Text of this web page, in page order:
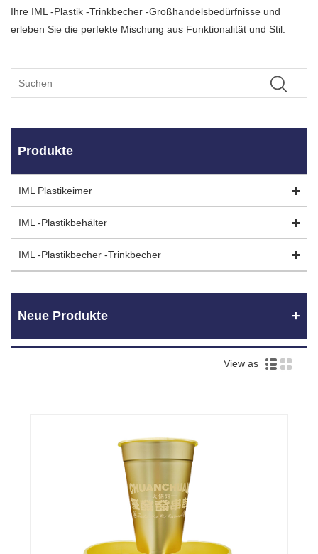
Ihre IML -Plastik -Trinkbecher -Großhandelsbedürfnisse und
erleben Sie die perfekte Mischung aus Funktionalität und Stil.
Produkte
IML Plastikeimer
IML -Plastikbehälter
IML -Plastikbecher -Trinkbecher
Neue Produkte
View as